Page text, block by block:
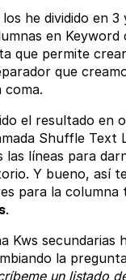
he dividido en 3
en Keyword
que permite
que
coma.
el resultado en
Shuffle Text
las líneas para
Y bueno, así
para la columna
.
Kws secundarias
la
un listado